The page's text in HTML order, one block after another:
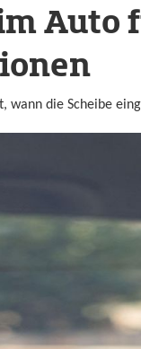
Auto
wann die Scheibe